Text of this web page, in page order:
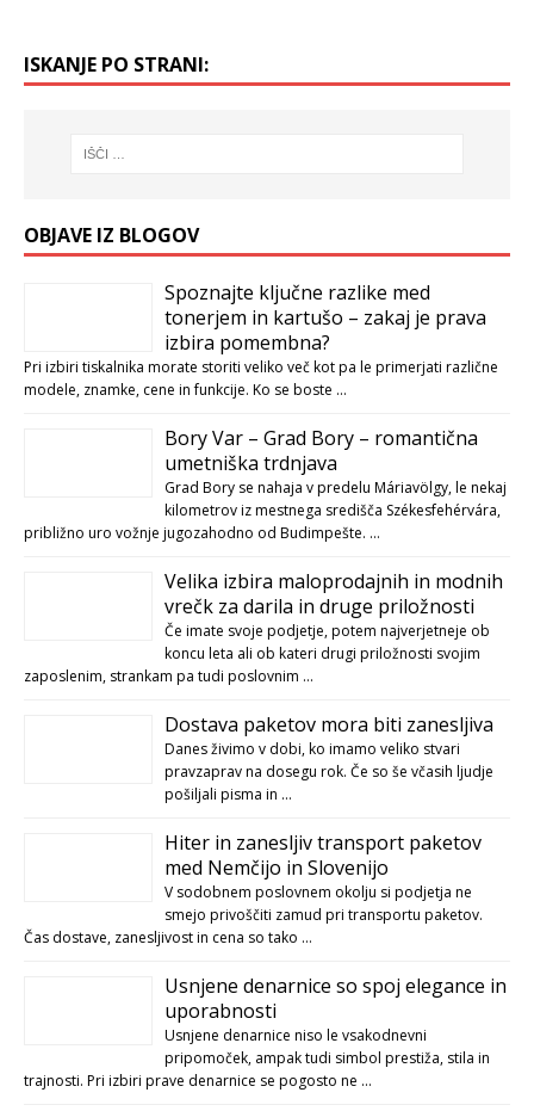
ISKANJE PO STRANI:
OBJAVE IZ BLOGOV
Spoznajte ključne razlike med
tonerjem in kartušo – zakaj je prava
izbira pomembna?
Pri izbiri tiskalnika morate storiti veliko več kot pa le primerjati različne
modele, znamke, cene in funkcije. Ko se boste …
Bory Var – Grad Bory – romantična
umetniška trdnjava
Grad Bory se nahaja v predelu Máriavölgy, le nekaj
kilometrov iz mestnega središča Székesfehérvára,
približno uro vožnje jugozahodno od Budimpešte. …
Velika izbira maloprodajnih in modnih
vrečk za darila in druge priložnosti
Če imate svoje podjetje, potem najverjetneje ob
koncu leta ali ob kateri drugi priložnosti svojim
zaposlenim, strankam pa tudi poslovnim …
Dostava paketov mora biti zanesljiva
Danes živimo v dobi, ko imamo veliko stvari
pravzaprav na dosegu rok. Če so še včasih ljudje
pošiljali pisma in …
Hiter in zanesljiv transport paketov
med Nemčijo in Slovenijo
V sodobnem poslovnem okolju si podjetja ne
smejo privoščiti zamud pri transportu paketov.
Čas dostave, zanesljivost in cena so tako …
Usnjene denarnice so spoj elegance in
uporabnosti
Usnjene denarnice niso le vsakodnevni
pripomoček, ampak tudi simbol prestiža, stila in
trajnosti. Pri izbiri prave denarnice se pogosto ne …